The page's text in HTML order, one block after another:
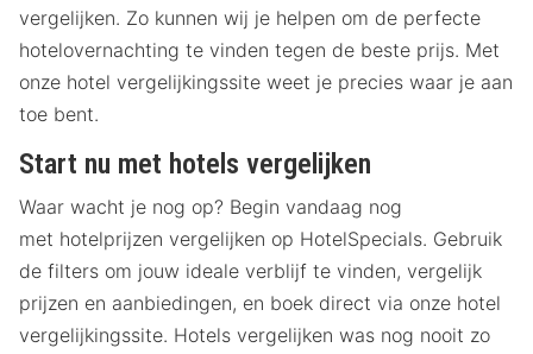
vergelijken. Zo kunnen wij je helpen om de perfecte
hotelovernachting te vinden tegen de beste prijs. Met
onze hotel vergelijkingssite weet je precies waar je aan
toe bent.
Start nu met hotels vergelijken
Waar wacht je nog op? Begin vandaag nog
met hotelprijzen vergelijken op HotelSpecials. Gebruik
de filters om jouw ideale verblijf te vinden, vergelijk
prijzen en aanbiedingen, en boek direct via onze hotel
vergelijkingssite. Hotels vergelijken was nog nooit zo